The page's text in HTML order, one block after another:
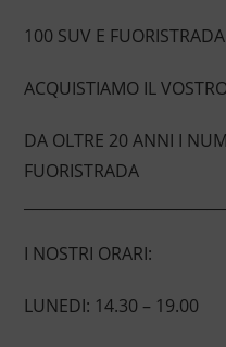
100 SUV E
ACQUISTIAMO IL
DA OLTRE 20 ANNI I
FUORISTRADA
I NOSTRI ORARI:
LUNEDI: 14.30 – 19.00